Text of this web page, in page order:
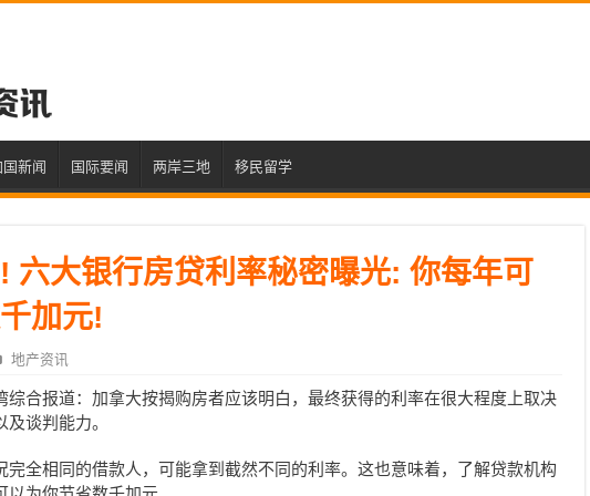
国新闻 国际要闻 两岸三地 移民留学
六大银行房贷利率秘密曝光: 你每年可
加元!
地产资讯
综合报道：加拿大按揭购房者应该明白，最终获得的利率在很大程度上取决
谈判能力。
完全相同的借款人，可能拿到截然不同的利率。这也意味着，了解贷款机构